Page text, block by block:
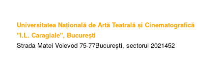
Universitatea Națională de Artă Teatrală și Cinematografică
"I.L. Caragiale", București
Strada Matei Voievod 75-77București, sectorul 2021452